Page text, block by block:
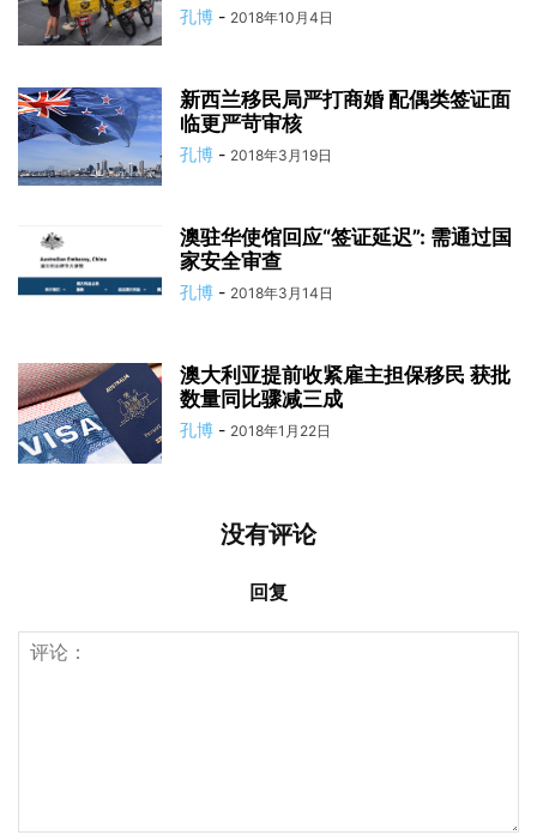
孔博 - 2018年10月4日
新西兰移民局严打商婚 配偶类签证面
临更严苛审核
孔博 - 2018年3月19日
澳驻华使馆回应“签证延迟”: 需通过国
家安全审查
孔博 - 2018年3月14日
澳大利亚提前收紧雇主担保移民 获批
数量同比骤减三成
孔博 - 2018年1月22日
没有评论
回复